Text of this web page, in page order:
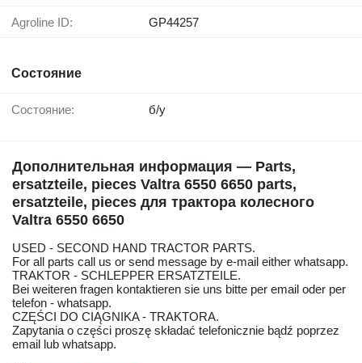
Agroline ID: GP44257
Состояние
Состояние: б/у
Дополнительная информация — Parts,
ersatzteile, pieces Valtra 6550 6650 parts,
ersatzteile, pieces для трактора колесного
Valtra 6550 6650
USED - SECOND HAND TRACTOR PARTS.
For all parts call us or send message by e-mail either whatsapp.
TRAKTOR - SCHLEPPER ERSATZTEILE.
Bei weiteren fragen kontaktieren sie uns bitte per email oder per
telefon - whatsapp.
CZĘŚCI DO CIĄGNIKA - TRAKTORA.
Zapytania o części proszę składać telefonicznie bądź poprzez
email lub whatsapp.